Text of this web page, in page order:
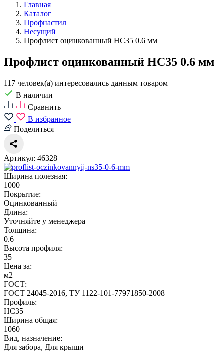
Главная
Каталог
Профнастил
Несущий
Профлист оцинкованный НС35 0.6 мм
Профлист оцинкованный НС35 0.6 мм
117 человек(а) интересовались данным товаром
В наличии
Сравнить
В избранное
Поделиться
Артикул: 46328
Ширина полезная:
1000
Покрытие:
Оцинкованный
Длина:
Уточняйте у менеджера
Толщина:
0.6
Высота профиля:
35
Цена за:
м2
ГОСТ:
ГОСТ 24045-2016, ТУ 1122-101-77971850-2008
Профиль:
НС35
Ширина общая:
1060
Вид, назначение:
Для забора, Для крыши